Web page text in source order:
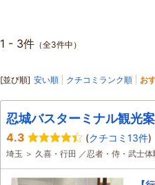
1 - 3件 （全3件中）
[並び順] 安い順 クチコミランク順 お
忍城バスターミナル観光
4.3 (クチコミ13件)
埼玉 ＞ 久喜・行田 ／忍者・侍・武士体